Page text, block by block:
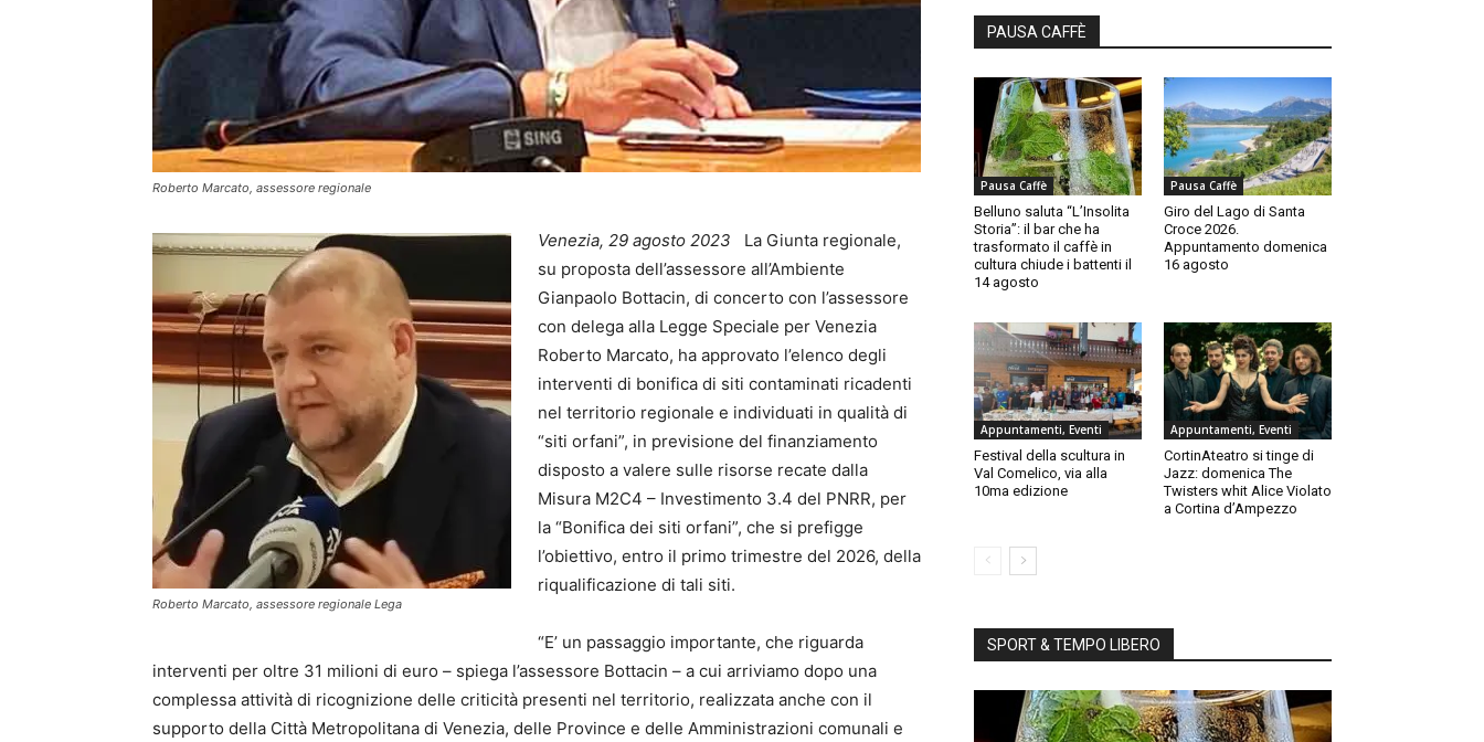
Roberto Marcato, assessore regionale
Roberto Marcato, assessore regionale Lega
Venezia, 29 agosto 2023 La Giunta regionale,
su proposta dell’assessore all’Ambiente
Gianpaolo Bottacin, di concerto con l’assessore
con delega alla Legge Speciale per Venezia
Roberto Marcato, ha approvato l’elenco degli
interventi di bonifica di siti contaminati ricadenti
nel territorio regionale e individuati in qualità di
“siti orfani”, in previsione del finanziamento
disposto a valere sulle risorse recate dalla
Misura M2C4 – Investimento 3.4 del PNRR, per
la “Bonifica dei siti orfani”, che si prefigge
l’obiettivo, entro il primo trimestre del 2026, della
riqualificazione di tali siti.
“E’ un passaggio importante, che riguarda
interventi per oltre 31 milioni di euro – spiega l’assessore Bottacin – a cui arriviamo dopo una
complessa attività di ricognizione delle criticità presenti nel territorio, realizzata anche con il
supporto della Città Metropolitana di Venezia, delle Province e delle Amministrazioni comunali e
PAUSA CAFFÈ
Pausa Caffè
Belluno saluta “L’Insolita
Storia”: il bar che ha
trasformato il caffè in
cultura chiude i battenti il
14 agosto
Pausa Caffè
Giro del Lago di Santa
Croce 2026.
Appuntamento domenica
16 agosto
Appuntamenti, Eventi
Festival della scultura in
Val Comelico, via alla
10ma edizione
Appuntamenti, Eventi
CortinAteatro si tinge di
Jazz: domenica The
Twisters whit Alice Violato
a Cortina d’Ampezzo
SPORT & TEMPO LIBERO